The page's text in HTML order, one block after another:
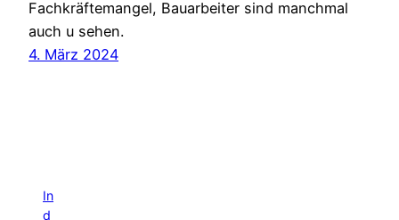
Fachkräftemangel, Bauarbeiter sind manchmal
auch u sehen.
4. März 2024
In
d